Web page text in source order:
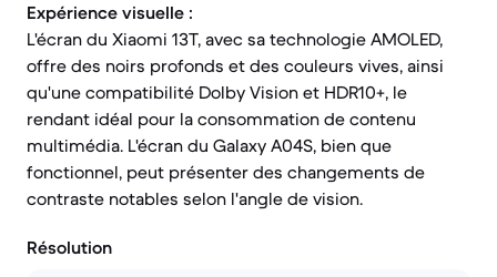
Expérience visuelle :
L'écran du Xiaomi 13T, avec sa technologie AMOLED,
offre des noirs profonds et des couleurs vives, ainsi
qu'une compatibilité Dolby Vision et HDR10+, le
rendant idéal pour la consommation de contenu
multimédia. L'écran du Galaxy A04S, bien que
fonctionnel, peut présenter des changements de
contraste notables selon l'angle de vision.
Résolution